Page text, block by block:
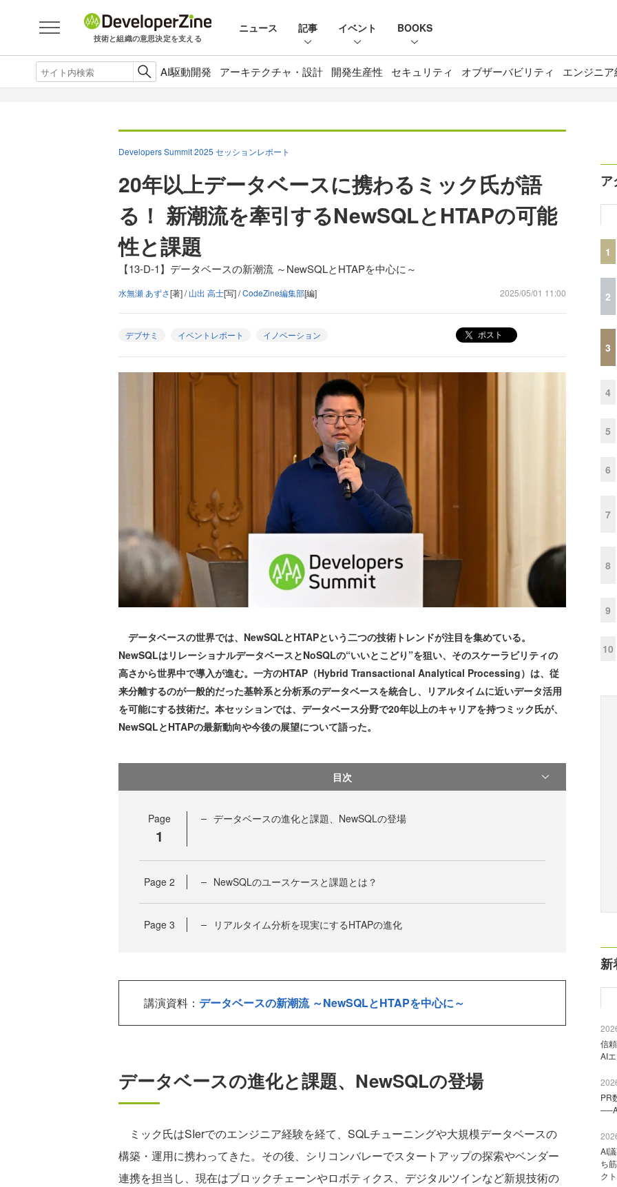
技術と組織の意思決定を支える
ニュース 記事 イベント BOOKS
AI駆動開発 アーキテクチャ・設計 開発生産性 セキュリティ オブザーバビリティ エンジニ
Developers Summit 2025 セッションレポート
20年以上データベースに携わるミック氏が語
る！ 新潮流を牽引するNewSQLとHTAPの可能
性と課題
【13-D-1】データベースの新潮流 ～NewSQLとHTAPを中心に～
水無瀬 あずさ[著] /山出 高士[写] /CodeZine編集部[編] 2025/05/01 11:00
デブサミ イベントレポート イノベーション ポスト
データベースの世界では、NewSQLとHTAPという二つの技術トレンドが注目を集めている。
NewSQLはリレーショナルデータベースとNoSQLの“いいとこどり”を狙い、そのスケーラビリティの
高さから世界中で導入が進む。一方のHTAP（Hybrid Transactional Analytical Processing）は、従
来分離するのが一般的だった基幹系と分析系のデータベースを統合し、リアルタイムに近いデータ活用
を可能にする技術だ。本セッションでは、データベース分野で20年以上のキャリアを持つミック氏が、
NewSQLとHTAPの最新動向や今後の展望について語った。
目次
Page
1
データベースの進化と課題、NewSQLの登場
Page 2 NewSQLのユースケースと課題とは？
Page 3 リアルタイム分析を現実にするHTAPの進化
講演資料： データベースの新潮流 ～NewSQLとHTAPを中心に～
データベースの進化と課題、NewSQLの登場
ミック氏はSIerでのエンジニア経験を経て、SQLチューニングや大規模データベースの
構築・運用に携わってきた。その後、シリコンバレーでスタートアップの探索やベンダー
連携を担当し、現在はブロックチェーンやロボティクス、デジタルツインなど新規技術の
ア
1
2
3
4
5
6
7
8
9
10
新
信
AI
PR
AI
ち
ク